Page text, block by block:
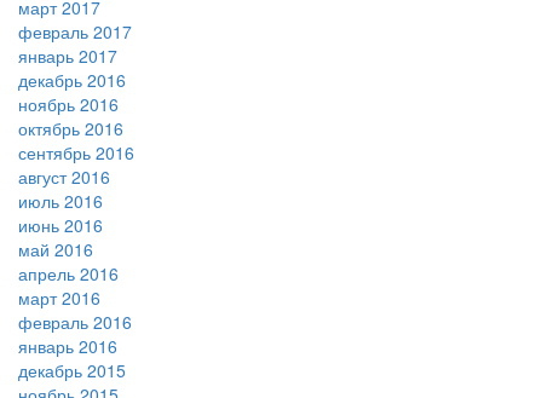
март 2017
февраль 2017
январь 2017
декабрь 2016
ноябрь 2016
октябрь 2016
сентябрь 2016
август 2016
июль 2016
июнь 2016
май 2016
апрель 2016
март 2016
февраль 2016
январь 2016
декабрь 2015